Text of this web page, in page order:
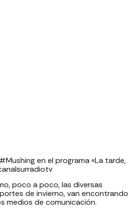
en el programa «La tarde,
poco a poco, las diversas
de invierno, van encontrando
medios de comunicación.